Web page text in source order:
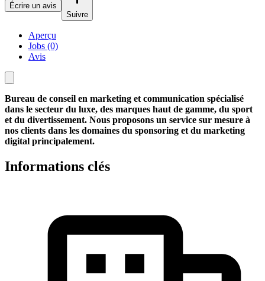
Écrire un avis
Suivre
Aperçu
Jobs (0)
Avis
Bureau de conseil en marketing et communication spécialisé
dans le secteur du luxe, des marques haut de gamme, du sport
et du divertissement. Nous proposons un service sur mesure à
nos clients dans les domaines du sponsoring et du marketing
digital principalement.
Informations clés